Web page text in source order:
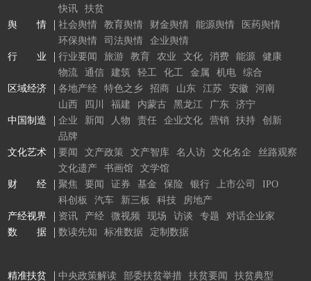
快讯
扶贫
舆 情
社会舆情 教育舆情 财金舆情 能源舆情
医药舆情
环保舆情
司法舆情
企业舆情
行 业
行业要闻 旅游 教育 农业 文化 消费 能源
健康
物流
通信 建筑 轻工 化工 金属 机电
综合
区域经济
各地产经 特色之乡 招商 山东 江苏 安徽
河南
山西
四川 福建 内蒙古 黑龙江 广东
济宁
中国制造
企业 新闻 人物 责任 企业文化 营销 扶持
创新
品牌
文化艺术
要闻 文产政策 文产智库 名人访 文化名企
丝路观察
文化遗产
书画馆
文学馆
财 经
聚焦 要闻 证券 基金 保险 银行 上市公司
IPO
科创板
汽车 新三板 科技
房地产
产经视界
资讯 产经 微视频 现场 访谈 专题
对话企业家
数 据
数读先知 标准数据 定制数据
精准扶贫 中央政策解读 部委扶贫举措 扶贫要闻 扶贫典型